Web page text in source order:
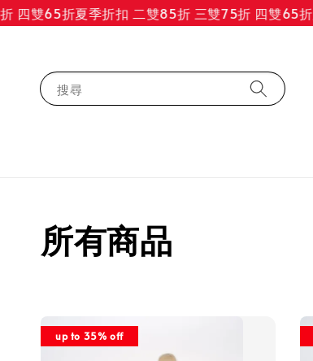
65折夏季折扣 二雙85折 三雙75折 四雙65折夏
搜尋
所有商品
up to 35% off